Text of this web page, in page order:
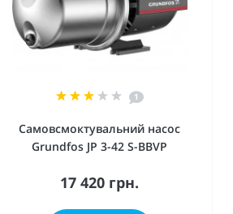
1
Самовсмоктувальний насос
Grundfos JP 3-42 S-BBVP
17 420 грн.